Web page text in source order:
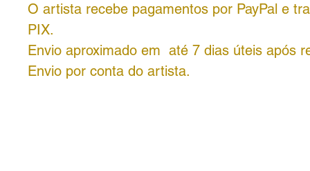
O artista recebe pagamentos por PayPal e
PIX.
Envio aproximado em até 7 dias úteis após
Envio por conta do artista.